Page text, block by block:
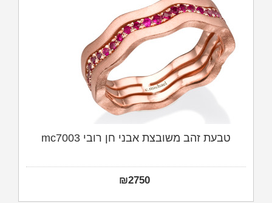
טבעת זהב משובצת אבני חן רובי mc7003
₪2750